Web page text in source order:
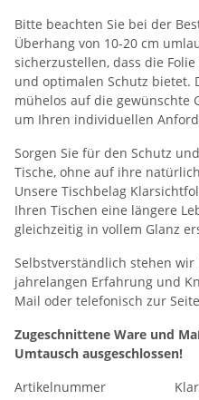
Bitte beachten Sie bei der
Überhang von 10-20 cm
sicherzustellen, dass die
und optimalen Schutz bietet.
mühelos auf die gewünschte
um Ihren individuellen
Sorgen Sie für den Schutz
Tische, ohne auf ihre
Unsere Tischbelag
Ihren Tischen eine längere
gleichzeitig in vollem Glanz
Selbstverständlich stehen
jahrelangen Erfahrung und
Mail oder telefonisch zur
Zugeschnittene Ware und
Umtausch ausgeschlossen!
Artikelnummer